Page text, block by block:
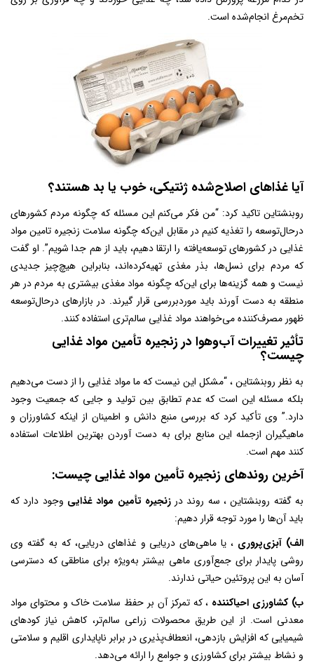
تخم‌مرغ انجام‌شده است.
آیا غذاهای اصلاح‌شده ژنتیکی، خوب یا بد هستند؟
روبنشتاین تاکید کرد: “من فکر می‌کنم این مسئله که چگونه مردم کشورهای
درحال‌توسعه را تغذیه کنیم در مقابل این‌که چگونه سلامت زنجیره تامین مواد
غذایی در کشورهای توسعه‌یافته را ارتقا دهیم، باید از هم جدا شویم”. او گفت
که مردم برای نسل‌ها، بذر مغذی تهیه‌کرده‌اند، بنابراین هیچ‌چیز جدیدی
نیست و همه گزینه‌ها برای این‌که چگونه مواد مغذی بیشتری به مردم در هر
منطقه به دست آورند باید موردبررسی قرار گیرند. در بازارهای درحال‌توسعه
ظهور مصرف‌کننده می‌خواهند مواد غذایی سالم‌تری استفاده کنند.
تأثیر تغییرات آب‌وهوا در زنجیره تأمین مواد غذایی
چیست؟
به نظر روبنشتاین ، “مشکل این نیست که ما مواد غذایی را از دست می‌دهیم
بلکه مسئله این است که عدم تطابق بین تولید و جایی که جمعیت وجود
دارد.” وی تأکید کرد که بررسی منبع دانش و اطمینان از اینکه کشاورزان و
ماهیگیران ازجمله این منابع برای به دست آوردن بهترین اطلاعات استفاده
کنند مهم است.
آخرین روندهای زنجیره تأمین مواد غذایی چیست:
به گفته روبنشتاین ، سه روند درزنجیره تأمین مواد غذایی وجود دارد که
باید آن‌ها را مورد توجه قرار دهیم:
الف) آبزی‌پروری ، یا ماهی‌های دریایی و غذاهای دریایی، که به گفته وی
روشی پایدار برای جمع‌آوری ماهی بیشتر به‌ویژه برای مناطقی که دسترسی
آسان به این پروتئین حیاتی ندارند.
ب) کشاورزی احیاکننده ، که تمرکز آن بر حفظ سلامت خاک و محتوای مواد
معدنی است. از این طریق محصولات زراعی سالم‌تر، کاهش نیاز کودهای
شیمیایی که افزایش بازدهی، انعطاف‌پذیری در برابر ناپایداری اقلیم و سلامتی
و نشاط بیشتر برای کشاورزی و جوامع را ارائه می‌دهد.